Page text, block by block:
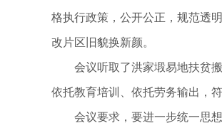
格执行政策，公开公正，规范透
改片区旧貌换新颜。
会议听取了洪家塅易地扶贫
依托教育培训、依托劳务输出，
会议要求，要进一步统一思